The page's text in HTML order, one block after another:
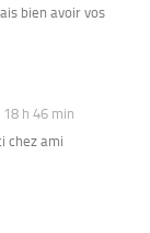
bien avoir vos
h 46 min
chez ami